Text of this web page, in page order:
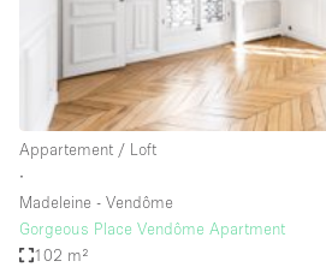
Commerce
Container
Entrepôt / Espace Stockage / Box
Espace Atypique / Unique
Espace Publicitaire
Appartement / Loft
∙
Madeleine - Vendôme
Gorgeous Place Vendôme Apartment
102 m²